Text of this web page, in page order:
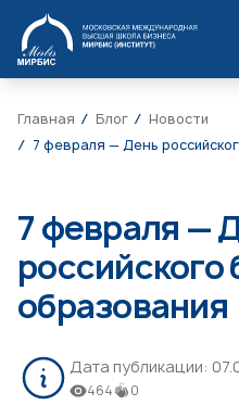
МИРБИС
Главная Блог
Новости
7 февраля — День
7 февраля —
российского
образования
Дата публикации:
464 0